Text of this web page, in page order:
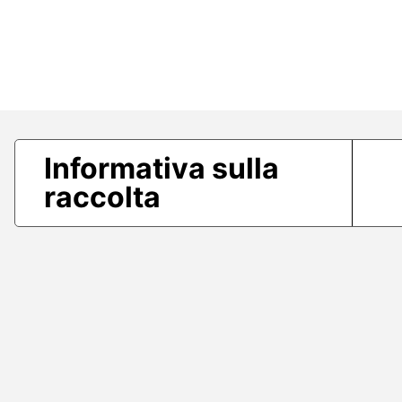
Informativa sulla
raccolta